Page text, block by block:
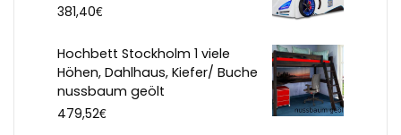
381,40€
Hochbett Stockholm 1 viele
Höhen, Dahlhaus, Kiefer/ Buche
nussbaum geölt
479,52€